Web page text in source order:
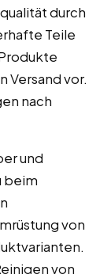
durch
Teile
Versand vor.
nach
und
beim
von
von